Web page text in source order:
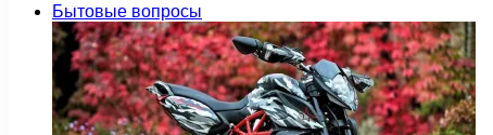
Бытовые вопросы